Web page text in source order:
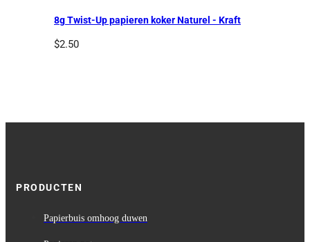
8g Twist-Up papieren koker Naturel - Kraft
$2.50
PRODUCTEN
Papierbuis omhoog duwen